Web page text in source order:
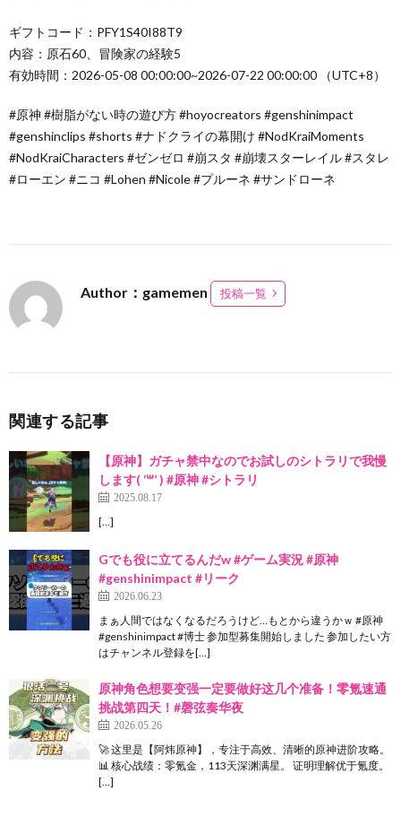
ギフトコード：PFY1S40I88T9
内容：原石60、冒険家の経験5
有効時間：2026-05-08 00:00:00~2026-07-22 00:00:00 （UTC+8）
#原神 #樹脂がない時の遊び方 #hoyocreators #genshinimpact
#genshinclips #shorts #ナドクライの幕開け #NodKraiMoments
#NodKraiCharacters #ゼンゼロ #崩スタ #崩壊スターレイル #スタレ
#ローエン #ニコ #Lohen #Nicole #プルーネ #サンドローネ
Author：gamemen 投稿一覧
関連する記事
【原神】ガチャ禁中なのでお試しのシトラリで我慢
します( ‘꒳’ ) #原神 #シトラリ
2025.08.17
[…]
Gでも役に立てるんだw #ゲーム実況 #原神
#genshinimpact #リーク
2026.06.23
まぁ人間ではなくなるだろうけど…もとから違うかｗ #原神
#genshinimpact #博士 参加型募集開始しました 参加したい方
はチャンネル登録を[…]
原神角色想要变强一定要做好这几个准备！零氪速通
挑战第四天！#磬弦奏华夜
2026.05.26
🚀 这里是【阿炜原神】，专注于高效、清晰的原神进阶攻略。
📊 核心战绩：零氪金，113天深渊满星。 证明理解优于氪度。
[…]